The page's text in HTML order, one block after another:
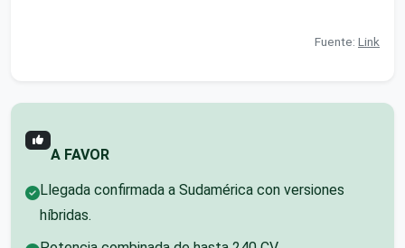
Fuente: Link
A FAVOR
Llegada confirmada a Sudamérica con versiones
híbridas.